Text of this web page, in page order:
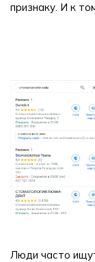
признаку. И к
Люди часто